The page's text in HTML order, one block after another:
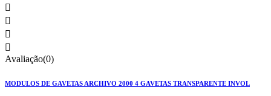




Avaliação(0)
MODULOS DE GAVETAS ARCHIVO 2000 4 GAVETAS TRANSPARENTE INVOL